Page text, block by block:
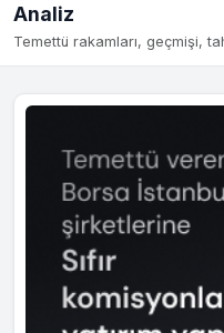
Analiz
Temettü rakamları, geçmişi,